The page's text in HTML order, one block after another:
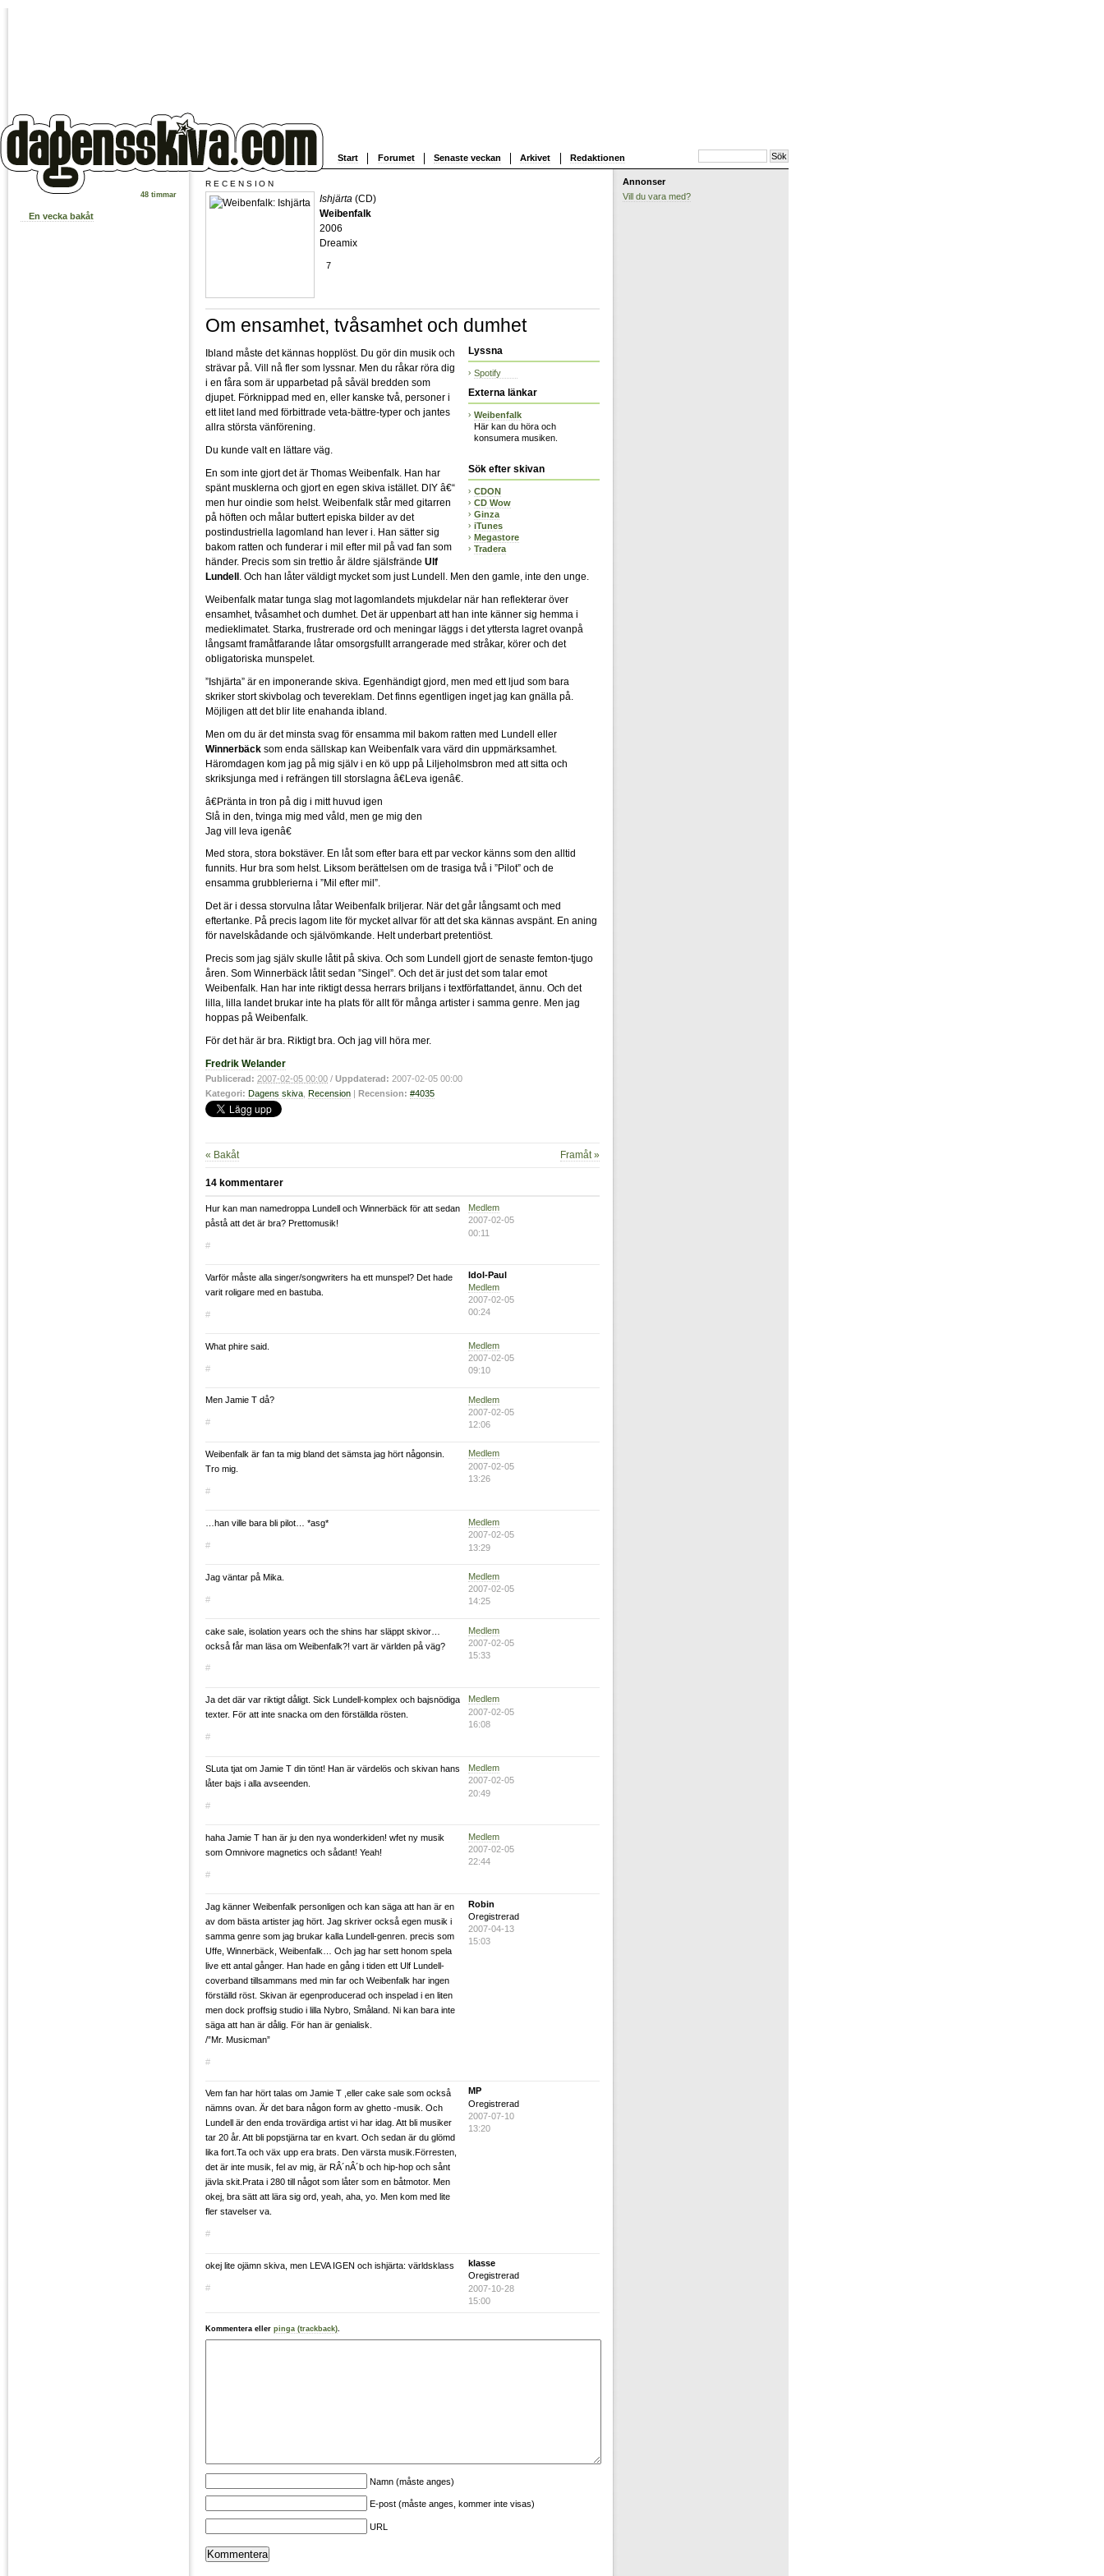
Start Forumet Senaste veckan Arkivet Redaktionen
48 timmar
En vecka bakåt
RECENSION
Ishjärta (CD)
Weibenfalk
2006
Dreamix
7
Om ensamhet, tvåsamhet och dumhet
Lyssna
Spotify
Externa länkar
Weibenfalk
Här kan du höra och
konsumera musiken.
Sök efter skivan
CDON
CD Wow
Ginza
iTunes
Megastore
Tradera
Ibland måste det kännas hopplöst. Du gör din musik och
strävar på. Vill nå fler som lyssnar. Men du råkar röra dig
i en fåra som är upparbetad på såväl bredden som
djupet. Förknippad med en, eller kanske två, personer i
ett litet land med förbittrade veta-bättre-typer och jantes
allra största vänförening.
Du kunde valt en lättare väg.
En som inte gjort det är Thomas Weibenfalk. Han har
spänt musklerna och gjort en egen skiva istället. DIY â€“
men hur oindie som helst. Weibenfalk står med gitarren
på höften och målar buttert episka bilder av det
postindustriella lagomland han lever i. Han sätter sig
bakom ratten och funderar i mil efter mil på vad fan som
händer. Precis som sin trettio år äldre själsfrände Ulf
Lundell. Och han låter väldigt mycket som just Lundell. Men den gamle, inte den unge.
Weibenfalk matar tunga slag mot lagomlandets mjukdelar när han reflekterar över
ensamhet, tvåsamhet och dumhet. Det är uppenbart att han inte känner sig hemma i
medieklimatet. Starka, frustrerade ord och meningar läggs i det yttersta lagret ovanpå
långsamt framåtfarande låtar omsorgsfullt arrangerade med stråkar, körer och det
obligatoriska munspelet.
”Ishjärta” är en imponerande skiva. Egenhändigt gjord, men med ett ljud som bara
skriker stort skivbolag och tevereklam. Det finns egentligen inget jag kan gnälla på.
Möjligen att det blir lite enahanda ibland.
Men om du är det minsta svag för ensamma mil bakom ratten med Lundell eller
Winnerbäck som enda sällskap kan Weibenfalk vara värd din uppmärksamhet.
Häromdagen kom jag på mig själv i en kö upp på Liljeholmsbron med att sitta och
skriksjunga med i refrängen till storslagna â€Leva igenâ€.
â€Pränta in tron på dig i mitt huvud igen
Slå in den, tvinga mig med våld, men ge mig den
Jag vill leva igenâ€
Med stora, stora bokstäver. En låt som efter bara ett par veckor känns som den alltid
funnits. Hur bra som helst. Liksom berättelsen om de trasiga två i ”Pilot” och de
ensamma grubblerierna i ”Mil efter mil”.
Det är i dessa storvulna låtar Weibenfalk briljerar. När det går långsamt och med
eftertanke. På precis lagom lite för mycket allvar för att det ska kännas avspänt. En aning
för navelskådande och självömkande. Helt underbart pretentiöst.
Precis som jag själv skulle låtit på skiva. Och som Lundell gjort de senaste femton-tjugo
åren. Som Winnerbäck låtit sedan ”Singel”. Och det är just det som talar emot
Weibenfalk. Han har inte riktigt dessa herrars briljans i textförfattandet, ännu. Och det
lilla, lilla landet brukar inte ha plats för allt för många artister i samma genre. Men jag
hoppas på Weibenfalk.
För det här är bra. Riktigt bra. Och jag vill höra mer.
Fredrik Welander
Publicerad: 2007-02-05 00:00 / Uppdaterad: 2007-02-05 00:00
Kategori: Dagens skiva Recension | Recension: #4035
« Bakåt Framåt »
14 kommentarer
Hur kan man namedroppa Lundell och Winnerbäck för att sedan
påstå att det är bra? Prettomusik!
#
Medlem
2007-02-05
00:11
Varför måste alla singer/songwriters ha ett munspel? Det hade
varit roligare med en bastuba.
#
Idol-Paul
Medlem
2007-02-05
00:24
What phire said.
#
Medlem
2007-02-05
09:10
Men Jamie T då?
#
Medlem
2007-02-05
12:06
Weibenfalk är fan ta mig bland det sämsta jag hört någonsin.
Tro mig.
#
Medlem
2007-02-05
13:26
…han ville bara bli pilot… *asg*
#
Medlem
2007-02-05
13:29
Jag väntar på Mika.
#
Medlem
2007-02-05
14:25
cake sale, isolation years och the shins har släppt skivor…
också får man läsa om Weibenfalk?! vart är världen på väg?
#
Medlem
2007-02-05
15:33
Ja det där var riktigt dåligt. Sick Lundell-komplex och bajsnödiga
texter. För att inte snacka om den förställda rösten.
#
Medlem
2007-02-05
16:08
SLuta tjat om Jamie T din tönt! Han är värdelös och skivan hans
låter bajs i alla avseenden.
#
Medlem
2007-02-05
20:49
haha Jamie T han är ju den nya wonderkiden! wfet ny musik
som Omnivore magnetics och sådant! Yeah!
#
Medlem
2007-02-05
22:44
Jag känner Weibenfalk personligen och kan säga att han är en
av dom bästa artister jag hört. Jag skriver också egen musik i
samma genre som jag brukar kalla Lundell-genren. precis som
Uffe, Winnerbäck, Weibenfalk… Och jag har sett honom spela
live ett antal gånger. Han hade en gång i tiden ett Ulf Lundell-
coverband tillsammans med min far och Weibenfalk har ingen
förställd röst. Skivan är egenproducerad och inspelad i en liten
men dock proffsig studio i lilla Nybro, Småland. Ni kan bara inte
säga att han är dålig. För han är genialisk.
/”Mr. Musicman”
#
Robin
Oregistrerad
2007-04-13
15:03
Vem fan har hört talas om Jamie T ,eller cake sale som också
nämns ovan. Är det bara någon form av ghetto -musik. Och
Lundell är den enda trovärdiga artist vi har idag. Att bli musiker
tar 20 år. Att bli popstjärna tar en kvart. Och sedan är du glömd
lika fort.Ta och väx upp era brats. Den värsta musik.Förresten,
det är inte musik, fel av mig, är RÂ´nÂ´b och hip-hop och sånt
jävla skit.Prata i 280 till något som låter som en båtmotor. Men
okej, bra sätt att lära sig ord, yeah, aha, yo. Men kom med lite
fler stavelser va.
#
MP
Oregistrerad
2007-07-10
13:20
okej lite ojämn skiva, men LEVA IGEN och ishjärta: världsklass
#
klasse
Oregistrerad
2007-10-28
15:00
Kommentera eller pinga (trackback)
Namn (måste anges)
E-post (måste anges, kommer inte visas)
URL
Annonser
Vill du vara med?